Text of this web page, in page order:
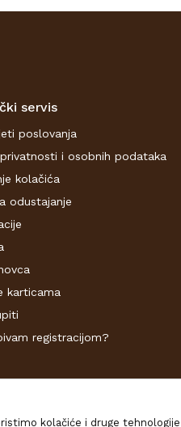
servis
poslovanja
i osobnih podataka
kolačića
odustajanje
karticama
registracijom?
kolačiće i druge